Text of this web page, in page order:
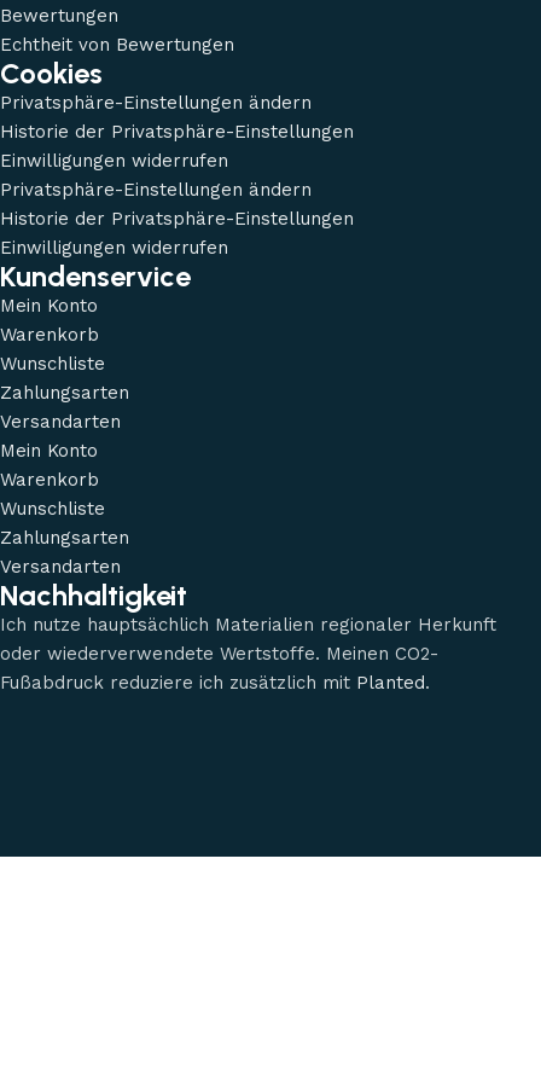
Bewertungen
Echtheit von Bewertungen
Cookies
Privatsphäre-Einstellungen ändern
Historie der Privatsphäre-Einstellungen
Einwilligungen widerrufen
Privatsphäre-Einstellungen ändern
Historie der Privatsphäre-Einstellungen
Einwilligungen widerrufen
Kundenservice
Mein Konto
Warenkorb
Wunschliste
Zahlungsarten
Versandarten
Mein Konto
Warenkorb
Wunschliste
Zahlungsarten
Versandarten
Nachhaltigkeit
Ich nutze hauptsächlich Materialien regionaler Herkunft
oder wiederverwendete Wertstoffe. Meinen CO2-
Fußabdruck reduziere ich zusätzlich mit Planted.